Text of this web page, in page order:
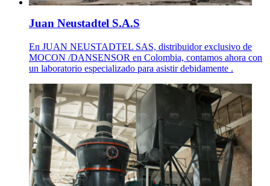
Juan Neustadtel S.A.S
En JUAN NEUSTADTEL SAS, distribuidor exclusivo de
MOCON /DANSENSOR en Colombia, contamos ahora con
un laboratorio especializado para asistir debidamente .